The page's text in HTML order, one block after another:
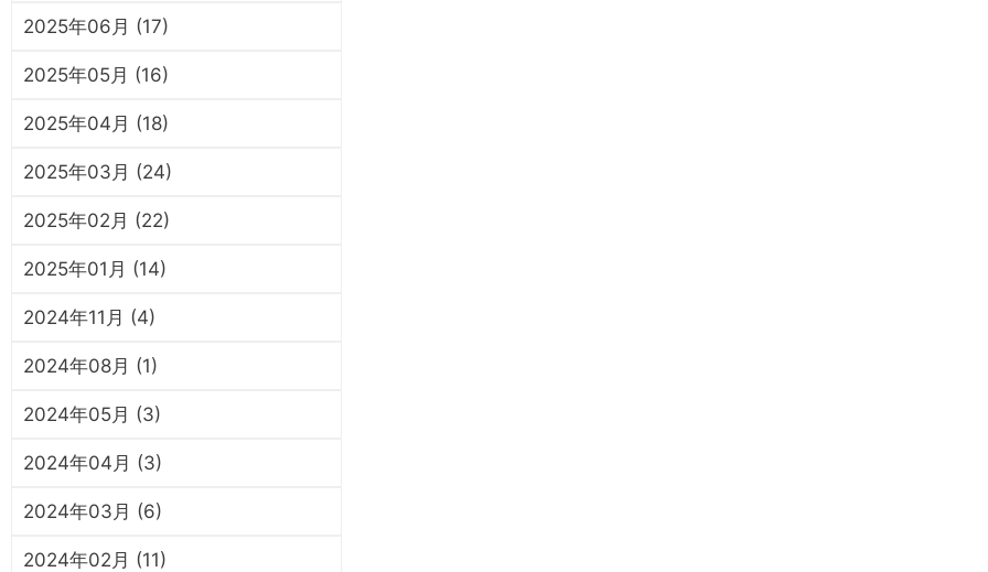
2025年06月 (17)
2025年05月 (16)
2025年04月 (18)
2025年03月 (24)
2025年02月 (22)
2025年01月 (14)
2024年11月 (4)
2024年08月 (1)
2024年05月 (3)
2024年04月 (3)
2024年03月 (6)
2024年02月 (11)